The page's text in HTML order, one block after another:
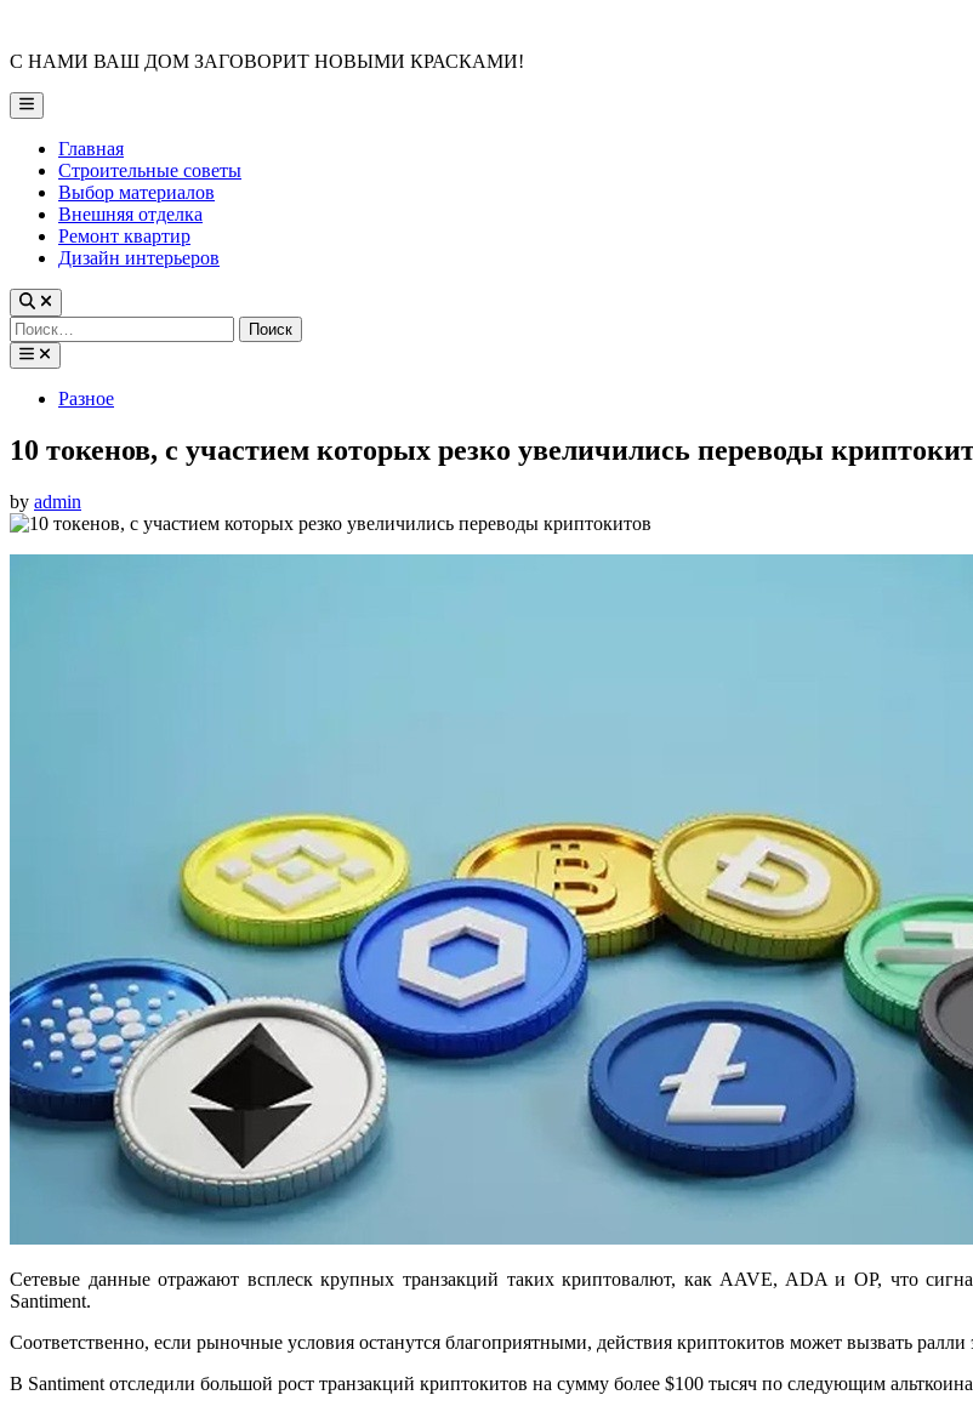
content
С НАМИ ВАШ ДОМ ЗАГОВОРИТ НОВЫМИ КРАСКАМИ!
Main
Menu
Главная
Строительные советы
Выбор материалов
Внешняя отделка
Ремонт квартир
Дизайн интерьеров
Найти:
PostedРазное
10 токенов, с участием которых резко увеличились переводы
by admin
Сетевые данные отражают всплеск крупных транзакций таких криптовалют, как AAVE, ADA и OP, что
Santiment.
Соответственно, если рыночные условия останутся благоприятными, действия криптокитов может вызвать ралли
В Santiment отследили большой рост транзакций криптокитов на сумму более $100 тысяч по следующим